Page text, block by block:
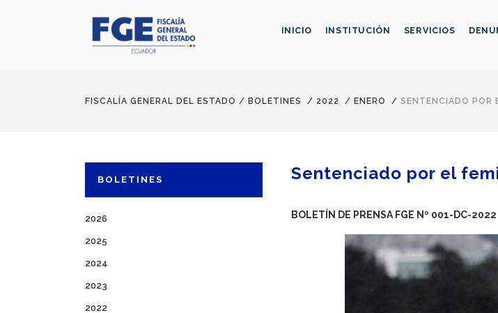
INICIO INSTITUCIÓN SERVICIOS
FISCALÍA GENERAL DEL ESTADO / BOLETINES / 2022 / ENERO / SENTENCIADO POR
BOLETINES
2026
2025
2024
2023
2022
Sentenciado por el
BOLETÍN DE PRENSA FGE Nº 001-DC-2022